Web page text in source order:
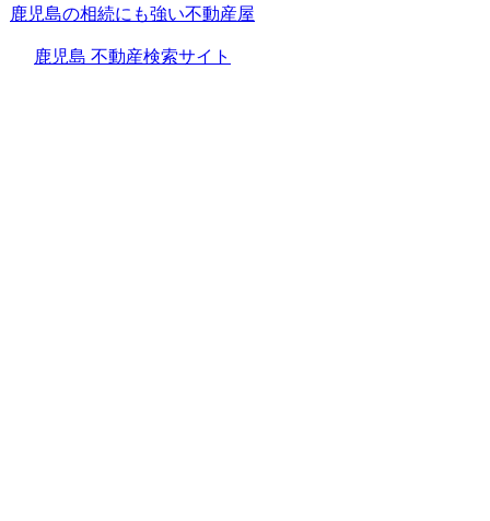
鹿児島の相続にも強い不動産屋
鹿児島 不動産検索サイト